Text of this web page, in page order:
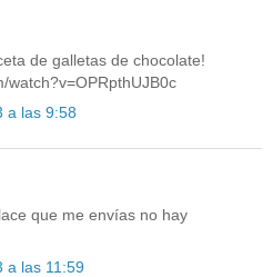
de galletas de chocolate!
watch?v=OPRpthUJB0c
a las 9:58
que me envías no hay
a las 11:59